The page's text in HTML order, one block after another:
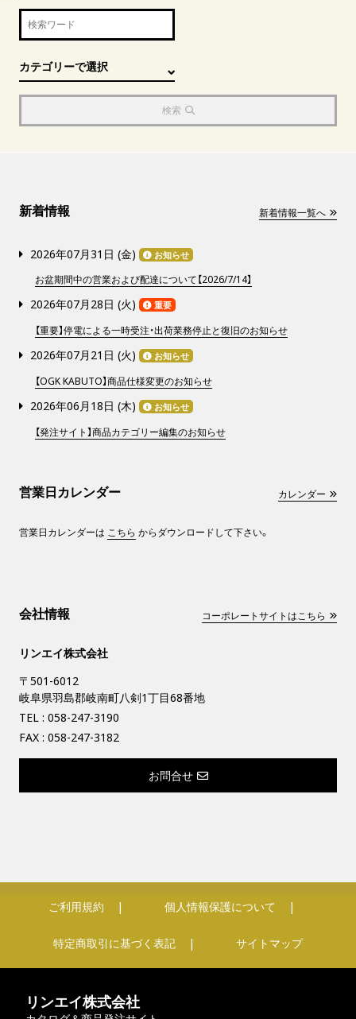
検索
新着情報 新着情報一覧へ
2026年07月31日 (金) お知らせ
お盆期間中の営業および配達について【2026/7/14】
2026年07月28日 (火) 重要
【重要】停電による一時受注・出荷業務停止と復旧のお知らせ
2026年07月21日 (火) お知らせ
【OGK KABUTO】商品仕様変更のお知らせ
2026年06月18日 (木) お知らせ
【発注サイト】商品カテゴリー編集のお知らせ
営業日カレンダー カレンダー
営業日カレンダーは こちら からダウンロードして下さい。
会社情報 コーポレートサイトはこちら
リンエイ株式会社
〒501-6012
岐阜県羽島郡岐南町八剣1丁目68番地
TEL : 058-247-3190
FAX : 058-247-3182
お問合せ
ご利用規約 個人情報保護について
特定商取引に基づく表記 サイトマップ
リンエイ株式会社